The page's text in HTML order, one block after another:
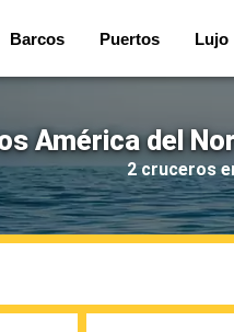
Barcos Puertos Lujo
América del
2 cruceros